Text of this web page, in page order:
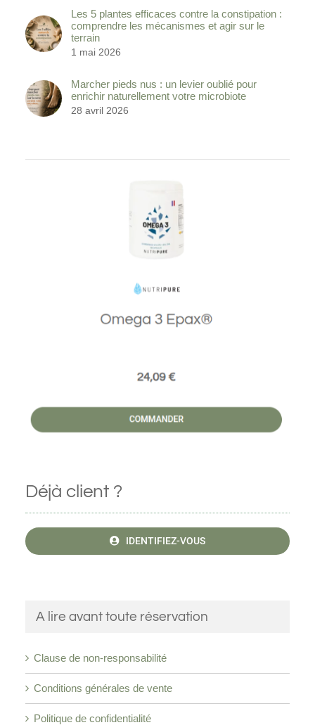
Les 5 plantes efficaces contre la constipation :
comprendre les mécanismes et agir sur le
terrain
1 mai 2026
Marcher pieds nus : un levier oublié pour
enrichir naturellement votre microbiote
28 avril 2026
Déjà client ?
IDENTIFIEZ-VOUS
A lire avant toute réservation
Clause de non-responsabilité
Conditions générales de vente
Politique de confidentialité